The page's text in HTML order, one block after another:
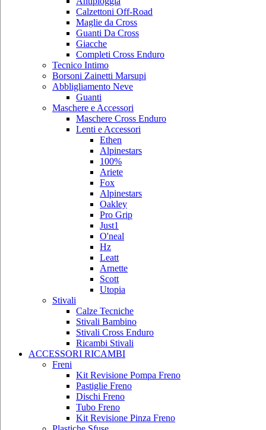
Calzettoni Off-Road
Maglie da Cross
Guanti Da Cross
Giacche
Completi Cross Enduro
Tecnico Intimo
Borsoni Zainetti Marsupi
Abbligliamento Neve
Guanti
Maschere e Accessori
Maschere Cross Enduro
Lenti e Accessori
Ethen
Alpinestars
100%
Ariete
Fox
Alpinestars
Oakley
Pro Grip
Just1
O'neal
Hz
Leatt
Arnette
Scott
Utopia
Stivali
Calze Tecniche
Stivali Bambino
Stivali Cross Enduro
Ricambi Stivali
ACCESSORI RICAMBI
Freni
Kit Revisione Pompa Freno
Pastiglie Freno
Dischi Freno
Tubo Freno
Kit Revisione Pinza Freno